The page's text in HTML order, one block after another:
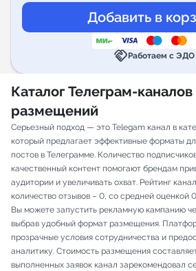
handshakeРаботаем с ЭДО
Каталог Телеграм-
размещений
Серьезный подход — это Telegam канал в
который предлагает эффективные форматы
постов в Телеграмме. Количество
качественный контент помогают брендам
аудитории и увеличивать охват. Рейтинг
количество отзывов – 0, со средней оценкой
Вы можете запустить рекламную кампанию
выбрав удобный формат размещения.
прозрачные условия сотрудничества и
аналитику. Стоимость размещения
выполненных заявок канал зарекомендовал